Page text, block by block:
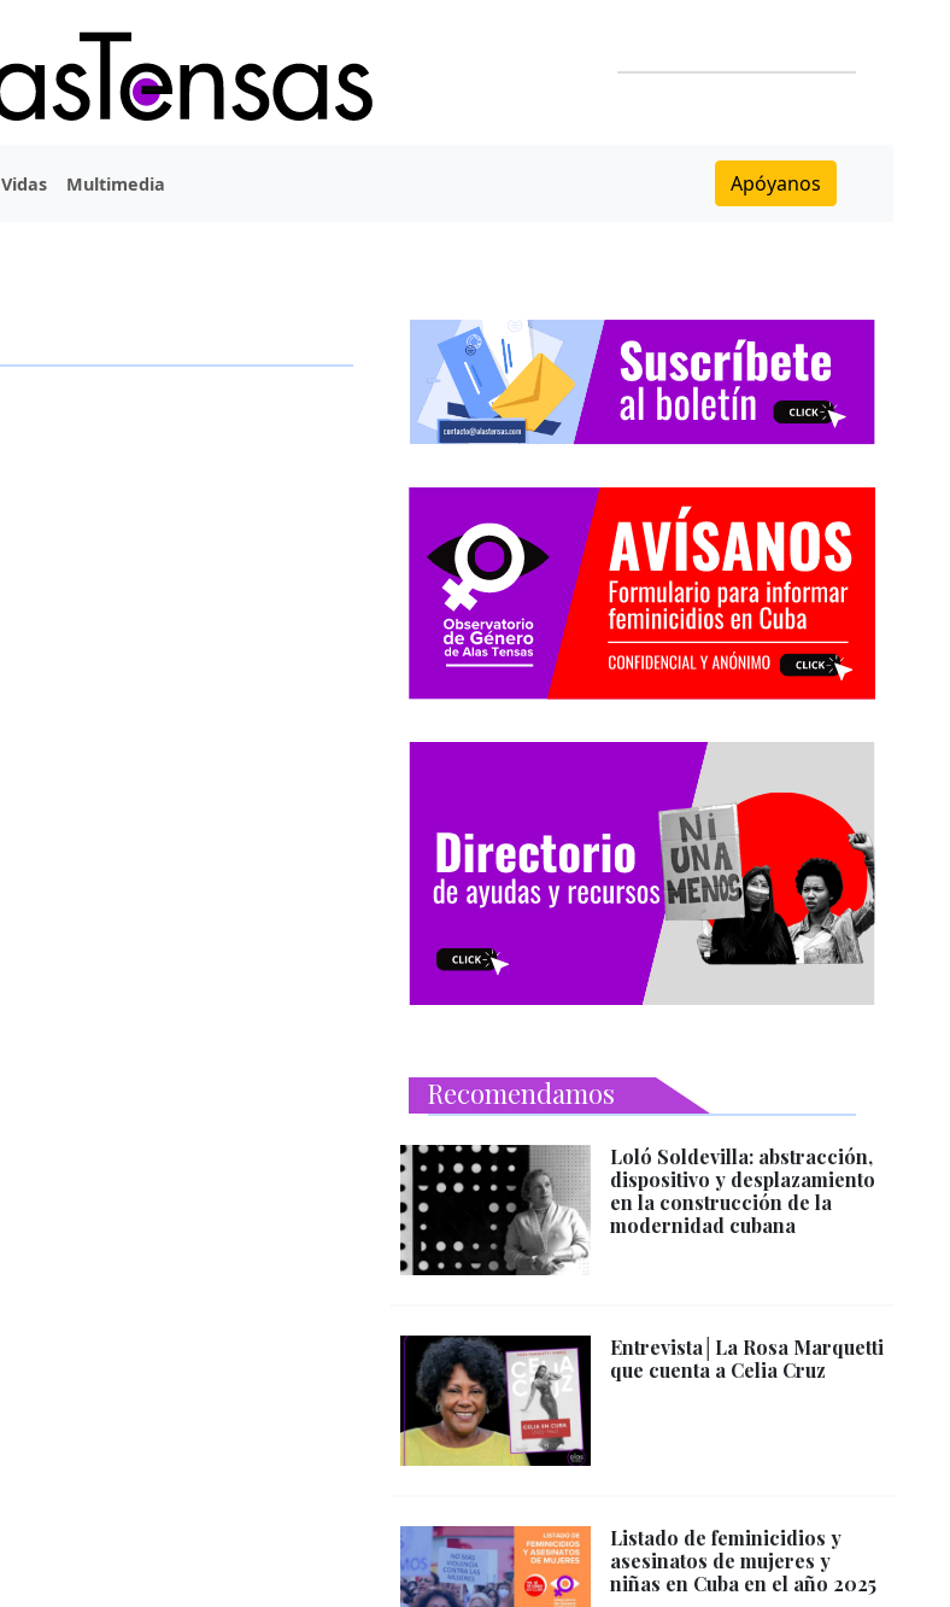
Vidas Multimedia Apóyanos
Recomendamos
Loló Soldevilla: abstracción,
dispositivo y desplazamiento
en la construcción de la
modernidad cubana
Entrevista│La Rosa Marquetti
que cuenta a Celia Cruz
Listado de feminicidios y
asesinatos de mujeres y
niñas en Cuba en el año 2025